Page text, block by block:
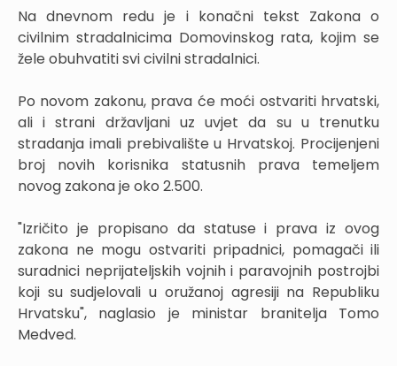
Na dnevnom redu je i konačni tekst Zakona o
civilnim stradalnicima Domovinskog rata, kojim se
žele obuhvatiti svi civilni stradalnici.
Po novom zakonu, prava će moći ostvariti hrvatski,
ali i strani državljani uz uvjet da su u trenutku
stradanja imali prebivalište u Hrvatskoj. Procijenjeni
broj novih korisnika statusnih prava temeljem
novog zakona je oko 2.500.
"Izričito je propisano da statuse i prava iz ovog
zakona ne mogu ostvariti pripadnici, pomagači ili
suradnici neprijateljskih vojnih i paravojnih postrojbi
koji su sudjelovali u oružanoj agresiji na Republiku
Hrvatsku", naglasio je ministar branitelja Tomo
Medved.